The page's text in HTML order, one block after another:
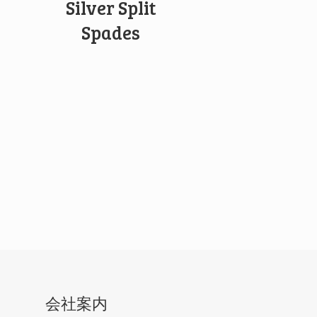
Silver Split
Spades
会社案内